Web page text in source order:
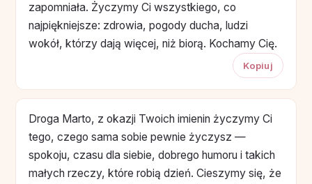
zapomniała. Życzymy Ci wszystkiego, co
najpiękniejsze: zdrowia, pogody ducha, ludzi
wokół, którzy dają więcej, niż biorą. Kochamy Cię.
Kopiuj
Droga Marto, z okazji Twoich imienin życzymy Ci
tego, czego sama sobie pewnie życzysz —
spokoju, czasu dla siebie, dobrego humoru i takich
małych rzeczy, które robią dzień. Cieszymy się, że